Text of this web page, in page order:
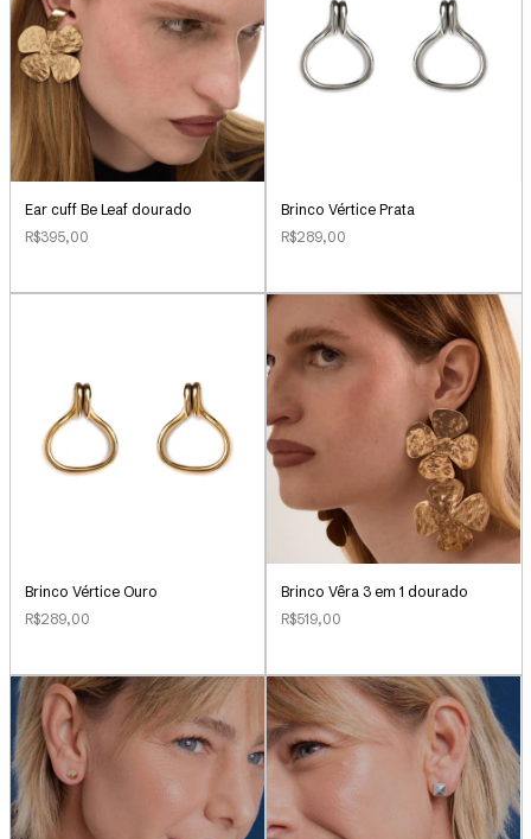
Ear cuff Be Leaf dourado
R$395,00
Brinco Vértice Prata
R$289,00
Brinco Vértice Ouro
R$289,00
Brinco Vêra 3 em 1 dourado
R$519,00